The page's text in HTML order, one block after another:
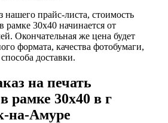
нашего прайс-листа, стоимость
рамке 30х40 начинается от
Окончательная же цена будет
формата, качества фотобумаги,
доставки.
на печать
рамке 30х40 в г
на-Амуре